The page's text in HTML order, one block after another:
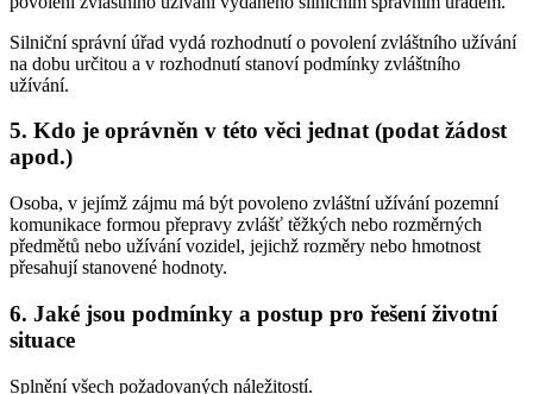
Silniční správní úřad vydá rozhodnutí o povolení zvláštního užívání
na dobu určitou a v rozhodnutí stanoví podmínky zvláštního
užívání.
5. Kdo je oprávněn v této věci jednat (podat žádost
apod.)
Osoba, v jejímž zájmu má být povoleno zvláštní užívání pozemní
komunikace formou přepravy zvlášť těžkých nebo rozměrných
předmětů nebo užívání vozidel, jejichž rozměry nebo hmotnost
přesahují stanovené hodnoty.
6. Jaké jsou podmínky a postup pro řešení životní
situace
Splnění všech požadovaných náležitostí.